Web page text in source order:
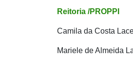
Reitoria /PROPPI
Camila da Costa
Mariele de Almeida